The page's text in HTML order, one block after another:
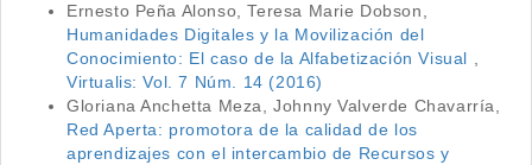
Ernesto Peña Alonso, Teresa Marie Dobson,
Humanidades Digitales y la Movilización del
Conocimiento: El caso de la Alfabetización Visual
Virtualis: Vol. 7 Núm. 14 (2016)
Gloriana Anchetta Meza, Johnny Valverde Chavarría,
Red Aperta: promotora de la calidad de los
aprendizajes con el intercambio de Recursos y